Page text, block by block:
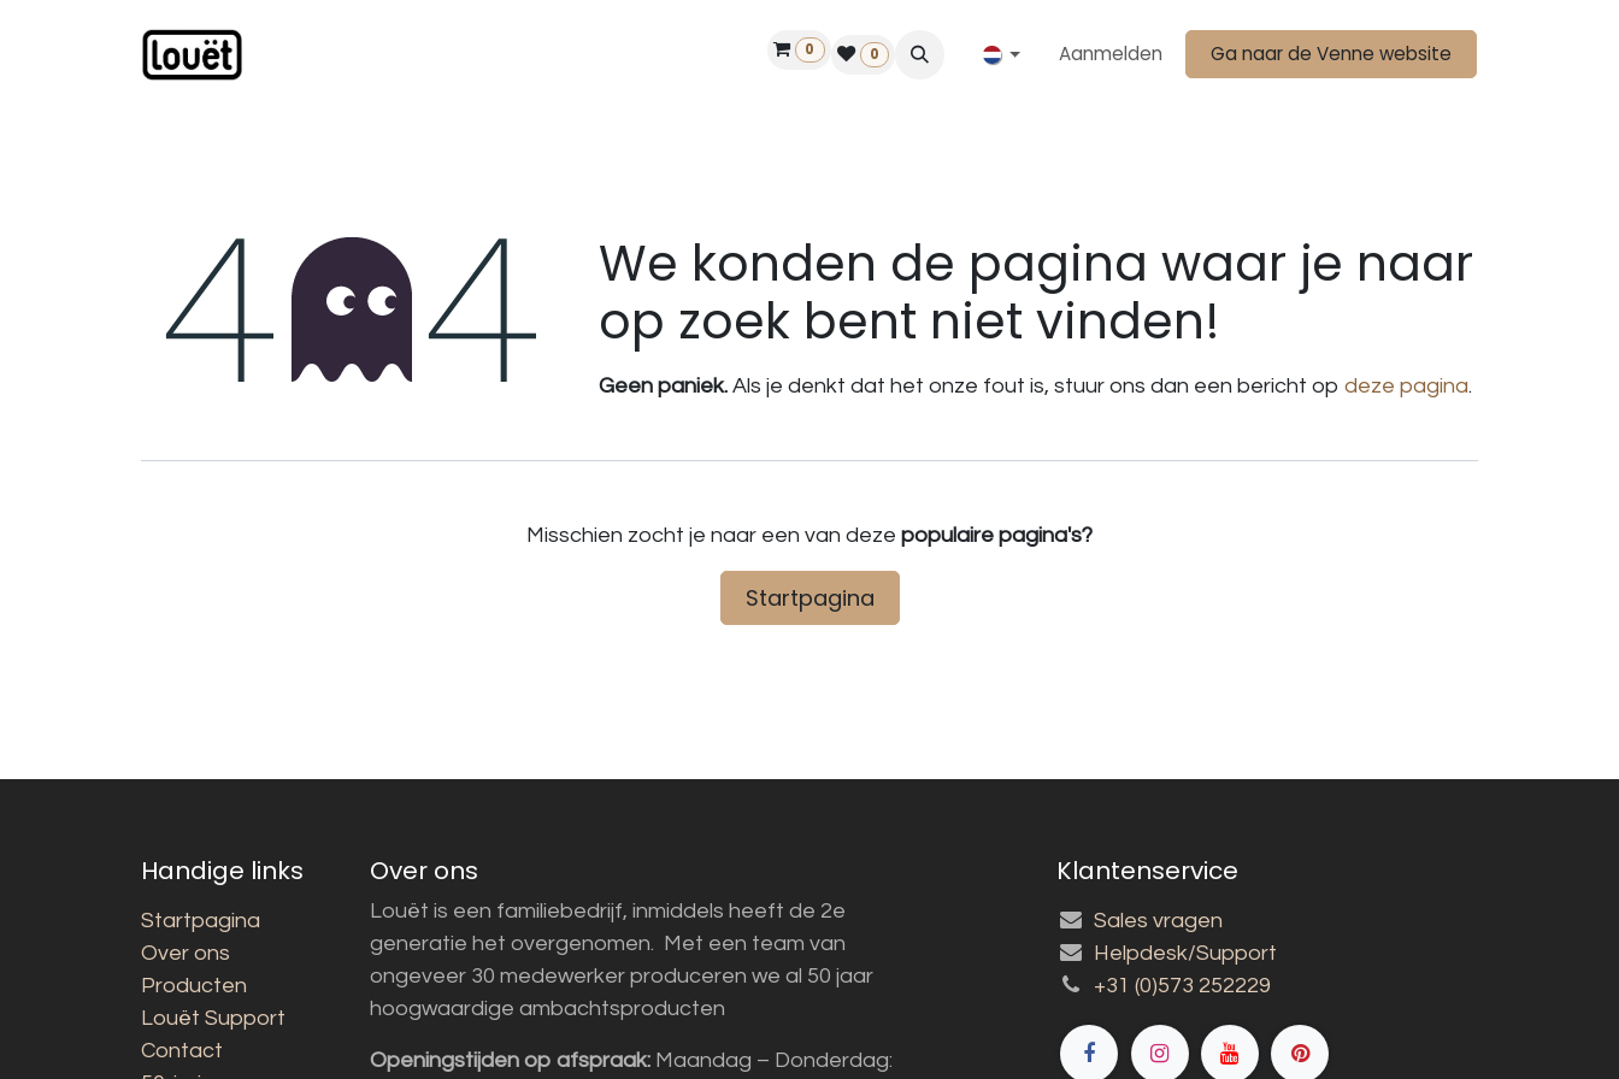
Vind een dealer
0 0 Aanmelden Ga naar de Venne website
Fout 404
We konden de pagina waar je naar
op zoek bent niet vinden!
Geen paniek. Als je denkt dat het onze fout is, stuur ons dan een bericht op deze pagina.
Misschien zocht je naar een van deze populaire pagina's?
Startpagina
Handige links
Startpagina
Over ons
Producten
Louët Support
Contact
Over ons
Louët is een familiebedrijf, inmiddels heeft de 2e
generatie het overgenomen. Met een team van
ongeveer 30 medewerker produceren we al 50 jaar
hoogwaardige ambachtsproducten
Openingstijden op afspraak: Maandag – Donderdag:
Klantenservice
Sales vragen
Helpdesk/Support
+31 (0)573 252229